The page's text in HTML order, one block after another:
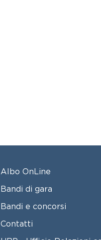
FOOTER 2
Albo OnLine
Bandi di gara
Bandi e concorsi
Contatti